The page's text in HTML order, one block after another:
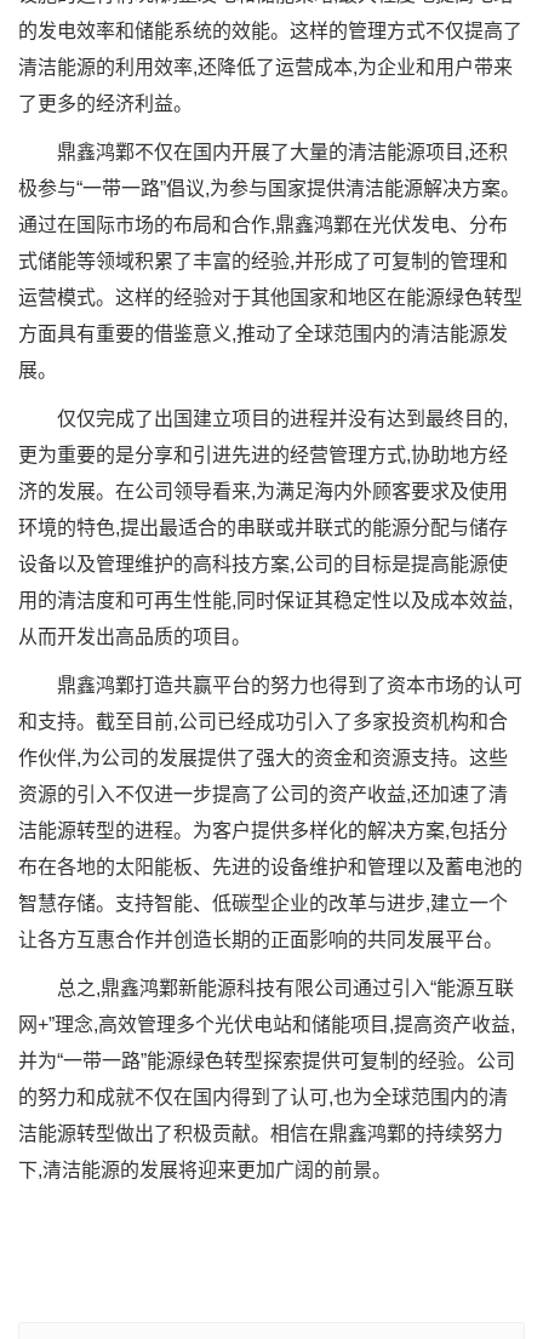
的发电效率和储能系统的效能。这样的管理方式不仅提高了
清洁能源的利用效率,还降低了运营成本,为企业和用户带来
了更多的经济利益。
鼎鑫鸿鄴不仅在国内开展了大量的清洁能源项目,还积
极参与“一带一路”倡议,为参与国家提供清洁能源解决方案。
通过在国际市场的布局和合作,鼎鑫鸿鄴在光伏发电、分布
式储能等领域积累了丰富的经验,并形成了可复制的管理和
运营模式。这样的经验对于其他国家和地区在能源绿色转型
方面具有重要的借鉴意义,推动了全球范围内的清洁能源发
展。
仅仅完成了出国建立项目的进程并没有达到最终目的,
更为重要的是分享和引进先进的经营管理方式,协助地方经
济的发展。在公司领导看来,为满足海内外顾客要求及使用
环境的特色,提出最适合的串联或并联式的能源分配与储存
设备以及管理维护的高科技方案,公司的目标是提高能源使
用的清洁度和可再生性能,同时保证其稳定性以及成本效益,
从而开发出高品质的项目。
鼎鑫鸿鄴打造共赢平台的努力也得到了资本市场的认可
和支持。截至目前,公司已经成功引入了多家投资机构和合
作伙伴,为公司的发展提供了强大的资金和资源支持。这些
资源的引入不仅进一步提高了公司的资产收益,还加速了清
洁能源转型的进程。为客户提供多样化的解决方案,包括分
布在各地的太阳能板、先进的设备维护和管理以及蓄电池的
智慧存储。支持智能、低碳型企业的改革与进步,建立一个
让各方互惠合作并创造长期的正面影响的共同发展平台。
总之,鼎鑫鸿鄴新能源科技有限公司通过引入“能源互联
网+”理念,高效管理多个光伏电站和储能项目,提高资产收益,
并为“一带一路”能源绿色转型探索提供可复制的经验。公司
的努力和成就不仅在国内得到了认可,也为全球范围内的清
洁能源转型做出了积极贡献。相信在鼎鑫鸿鄴的持续努力
下,清洁能源的发展将迎来更加广阔的前景。